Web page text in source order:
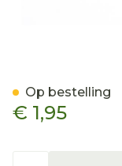
€ 1,95
Op bestelling